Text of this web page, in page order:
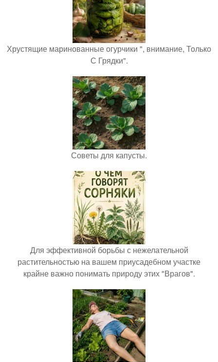
Хрустящие маринованные огурчики ", внимание, Только
С Грядки".
Советы для капусты.
Для эффективной борьбы с нежелательной
растительностью на вашем приусадебном участке
крайне важно понимать природу этих "Врагов".